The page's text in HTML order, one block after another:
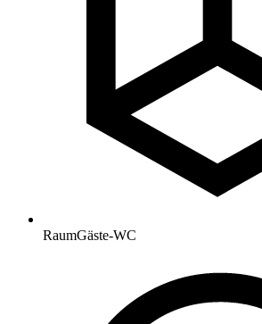
RaumGäste-WC